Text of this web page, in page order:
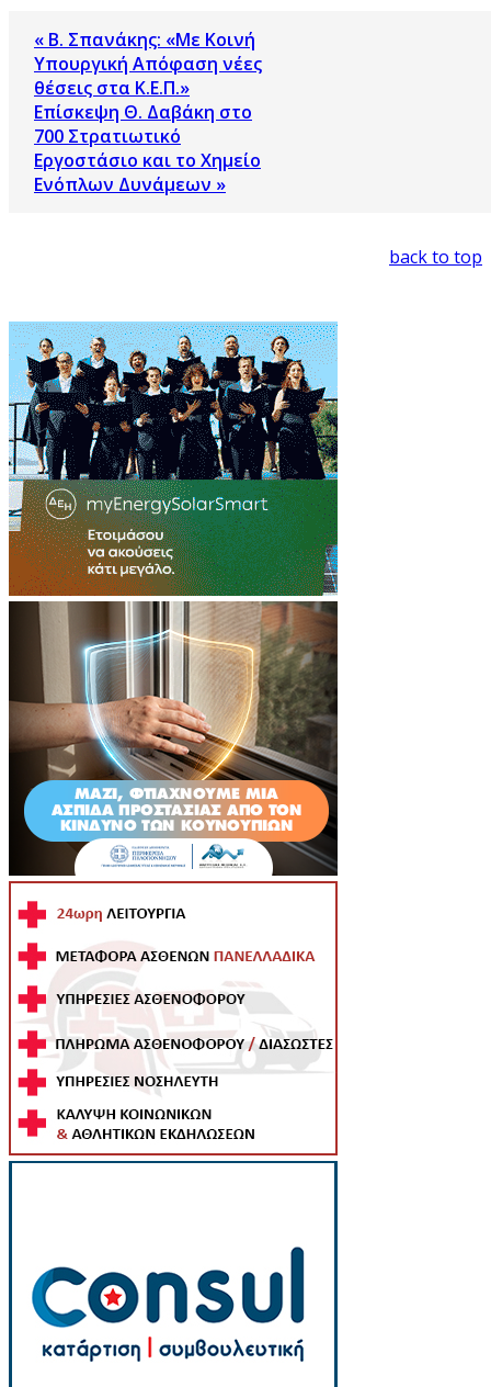
« Β. Σπανάκης: «Με Κοινή
Υπουργική Απόφαση νέες
θέσεις στα Κ.Ε.Π.»
Επίσκεψη Θ. Δαβάκη στο
700 Στρατιωτικό
Εργοστάσιο και το Χημείο
Ενόπλων Δυνάμεων »
back to top